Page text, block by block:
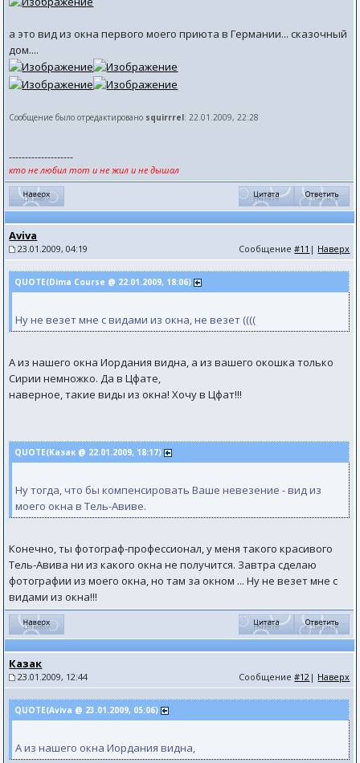
а это вид из окна первого моего приюта в Германии... сказочный
дом....
Сообщение было отредактировано squirrrel: 22.01.2009, 22:28
--------------------
кто не любил тот и не жил и не дышал
Aviva
23.01.2009, 04:19 Сообщение#11 | Наверх
QUOTE(Dima Course @ 22.01.2009, 18:06)
Ну не везет мне с видами из окна, не везет ((((
А из нашего окна Иордания видна, а из вашего окошка только
Сирии немножко. Да в Цфате,
наверное, такие виды из окна! Хочу в Цфат!!!
QUOTE(Казак @ 22.01.2009, 18:17)
Ну тогда, что бы компенсировать Ваше невезение - вид из
моего окна в Тель-Авиве.
Конечно, ты фотограф-профессионал, у меня такого красивого
Тель-Авива ни из какого окна не получится. Завтра сделаю
фотографии из моего окна, но там за окном ... Ну не везет мне с
видами из окна!!!
Казак
23.01.2009, 12:44 Сообщение#12 | Наверх
QUOTE(Aviva @ 23.01.2009, 05:06)
А из нашего окна Иордания видна,